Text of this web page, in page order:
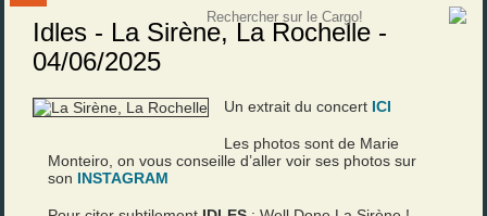
Idles - La Sirène, La Rochelle -
04/06/2025
Un extrait du concert ICI
Les photos sont de Marie
Monteiro, on vous conseille d’aller voir ses photos sur
son INSTAGRAM